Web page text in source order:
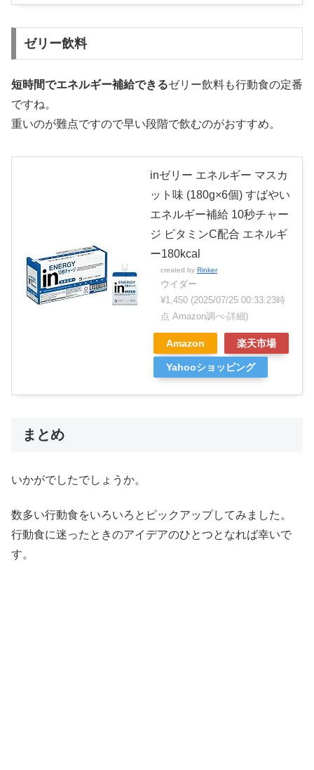
ゼリー飲料
短時間でエネルギー補給できるゼリー飲料も行動食の定番
ですね。
重いのが難点ですので早い段階で飲むのがおすすめ。
inゼリー エネルギー マスカ
ット味 (180g×6個) すばやい
エネルギー補給 10秒チャー
ジ ビタミンC配合 エネルギ
ー180kcal
created by Rinker
ウイダー
¥1,450 (2025/07/25 00:33:23時
点 Amazon調べ-詳細)
Amazon 楽天市場
Yahooショッピング
まとめ
いかがでしたでしょうか。
数多い行動食をいろいろとピックアップしてみました。
行動食に迷ったときのアイデアのひとつとなれば幸いで
す。